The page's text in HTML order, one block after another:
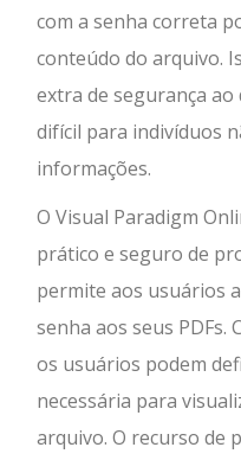
com a senha correta
conteúdo do arquivo.
extra de segurança
difícil para indivíduos
informações.
O Visual Paradigm
prático e seguro de
permite aos usuários
senha aos seus PDFs.
os usuários podem
necessária para
arquivo. O recurso de